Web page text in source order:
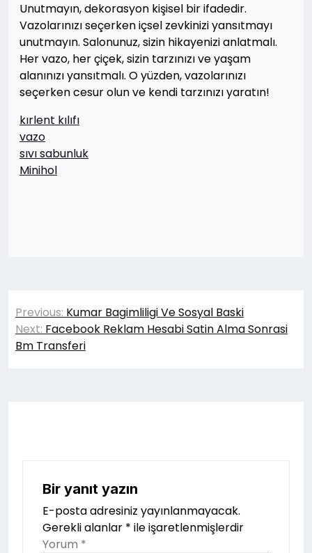
Unutmayın, dekorasyon kişisel bir ifadedir.
Vazolarınızı seçerken içsel zevkinizi yansıtmayı
unutmayın. Salonunuz, sizin hikayenizi anlatmalı.
Her vazo, her çiçek, sizin tarzınızı ve yaşam
alanınızı yansıtmalı. O yüzden, vazolarınızı
seçerken cesur olun ve kendi tarzınızı yaratın!
kırlent kılıfı
vazo
sıvı sabunluk
Minihol
Yazı
gezinmesi
Previous: Kumar Bagimliligi Ve Sosyal Baski
Next: Facebook Reklam Hesabi Satin Alma Sonrasi
Bm Transferi
Bir yanıt yazın
E-posta adresiniz yayınlanmayacak.
Gerekli alanlar * ile işaretlenmişlerdir
Yorum *